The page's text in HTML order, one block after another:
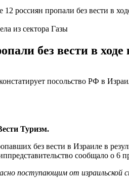
12 россиян пропали без вести в
из сектора Газы
без вести в
посольство РФ в
Туризм.
без вести в Израиле в
сообщало о 6
поступающим от